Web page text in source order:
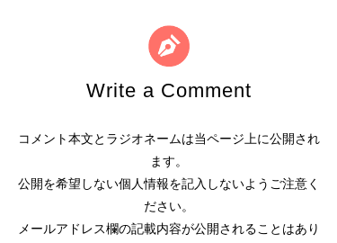
Write a Comment
コメント本文とラジオネームは当ページ上に公開され
ます。
公開を希望しない個人情報を記入しないようご注意く
ださい。
メールアドレス欄の記載内容が公開されることはあり